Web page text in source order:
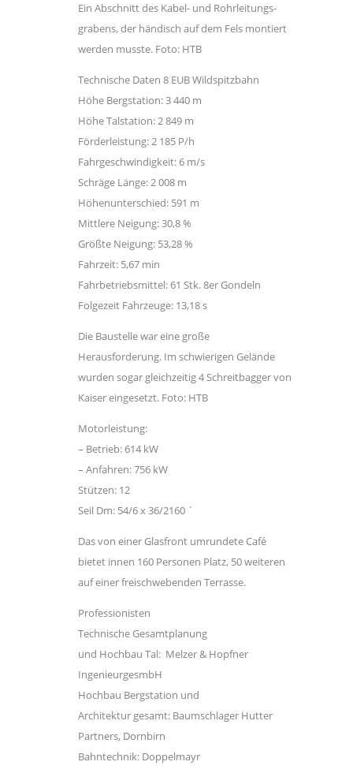
Ein Abschnitt des Kabel- und Rohrleitungs­
grabens, der händisch auf dem Fels montiert
werden musste. Foto: HTB
Technische Daten 8 EUB Wildspitzbahn
Höhe Bergstation: 3 440 m
Höhe Talstation: 2 849 m
Förderleistung: 2 185 P/h
Fahrgeschwindigkeit: 6 m/s
Schräge Länge: 2 008 m
Höhenunterschied: 591 m
Mittlere Neigung: 30,8 %
Größte Neigung: 53,28 %
Fahrzeit: 5,67 min
Fahrbetriebsmittel: 61 Stk. 8er Gondeln
Folgezeit Fahrzeuge: 13,18 s
Die Baustelle war eine große
Herausforderung. Im schwierigen Gelände
wurden sogar gleichzeitig 4 Schreitbagger von
Kaiser eingesetzt. Foto: HTB
Motorleistung:
– Betrieb: 614 kW
– Anfahren: 756 kW
Stützen: 12
Seil Dm: 54/6 x 36/2160 ´
Das von einer Glasfront umrundete Café
bietet innen 160 Personen Platz, 50 weiteren
auf einer freischwebenden Terrasse.
Professionisten
Technische Gesamtplanung
und Hochbau Tal: Melzer & Hopfner
IngenieurgesmbH
Hochbau Bergstation und
Architektur gesamt: Baumschlager Hutter
Partners, Dornbirn
Bahntechnik: Doppelmayr